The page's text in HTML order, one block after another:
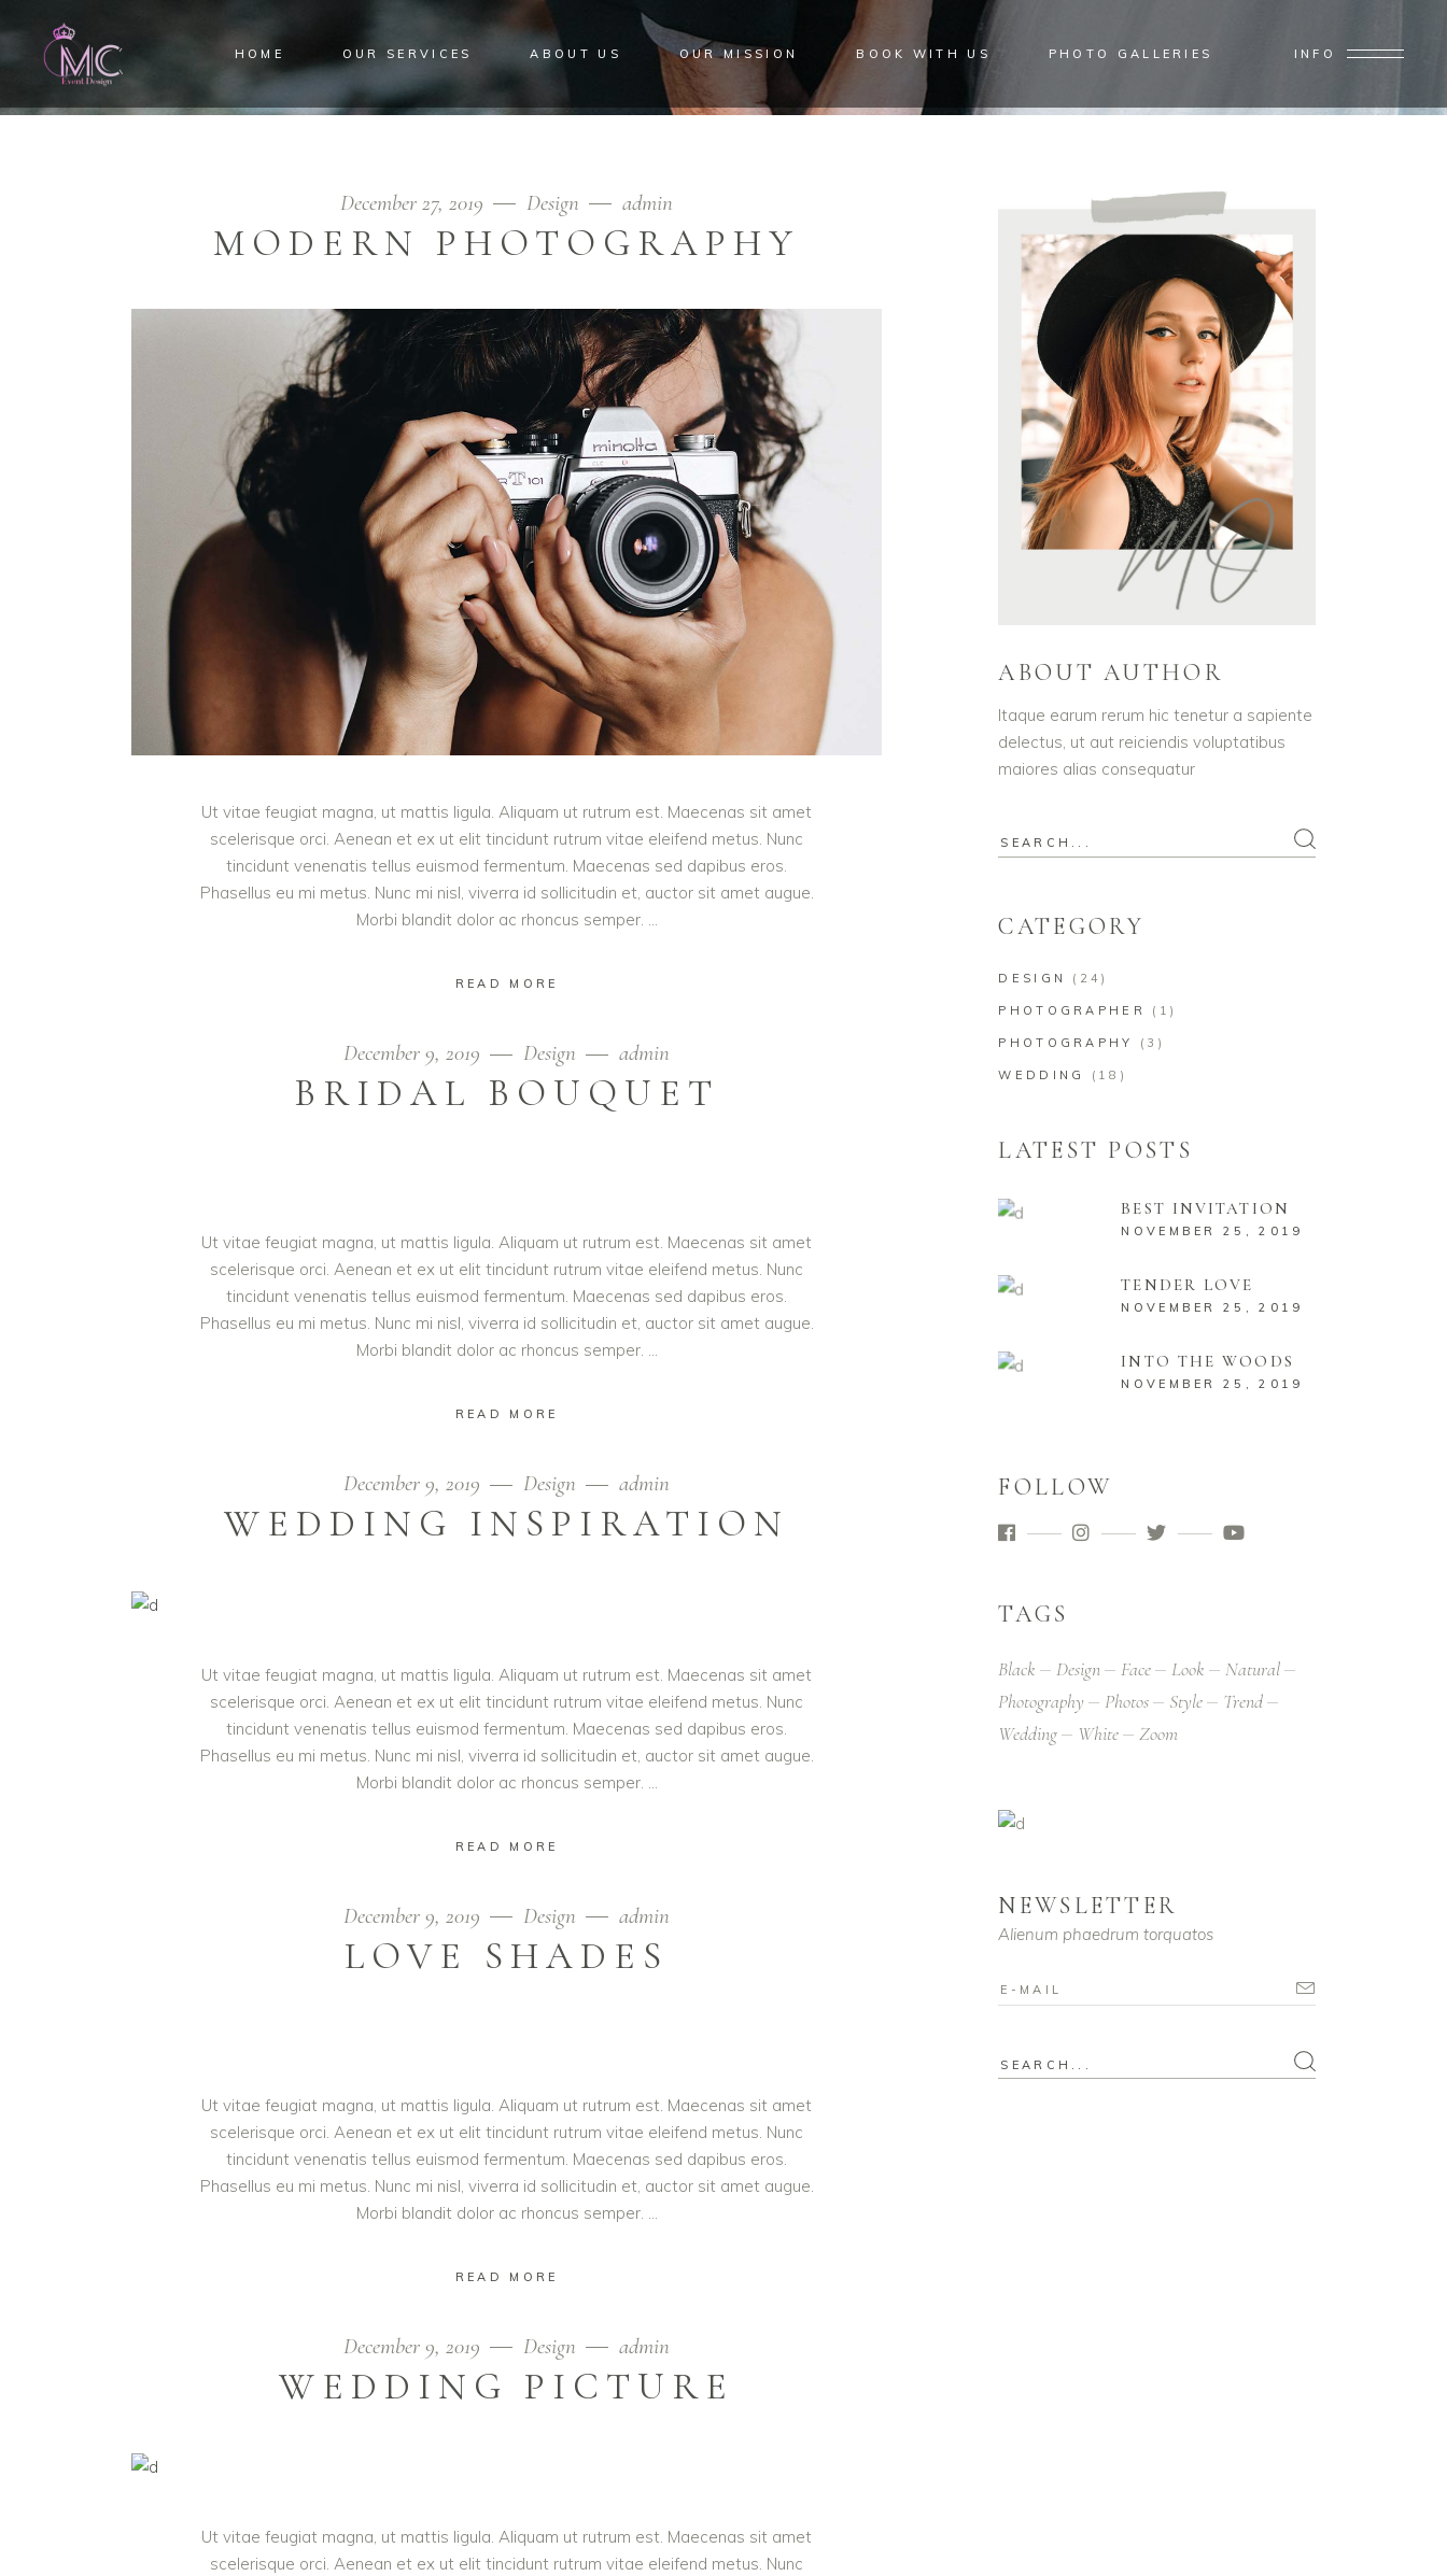
HOME OUR SERVICES ABOUT US OUR MISSION BOOK WITH US PHOTO GALLERIES INFO
TREND TAG
December 27, 2019 Design admin
MODERN PHOTOGRAPHY
Ut vitae feugiat magna, ut mattis ligula. Aliquam ut rutrum est. Maecenas sit amet
scelerisque orci. Aenean et ex ut elit tincidunt rutrum vitae eleifend metus. Nunc
tincidunt venenatis tellus euismod fermentum. Maecenas sed dapibus eros.
Phasellus eu mi metus. Nunc mi nisl, viverra id sollicitudin et, auctor sit amet augue.
Morbi blandit dolor ac rhoncus semper.
READ MORE
December 9, 2019 Design admin
BRIDAL BOUQUET
Ut vitae feugiat magna, ut mattis ligula. Aliquam ut rutrum est. Maecenas sit amet
scelerisque orci. Aenean et ex ut elit tincidunt rutrum vitae eleifend metus. Nunc
tincidunt venenatis tellus euismod fermentum. Maecenas sed dapibus eros.
Phasellus eu mi metus. Nunc mi nisl, viverra id sollicitudin et, auctor sit amet augue.
Morbi blandit dolor ac rhoncus semper.
READ MORE
December 9, 2019 Design admin
WEDDING INSPIRATION
Ut vitae feugiat magna, ut mattis ligula. Aliquam ut rutrum est. Maecenas sit amet
scelerisque orci. Aenean et ex ut elit tincidunt rutrum vitae eleifend metus. Nunc
tincidunt venenatis tellus euismod fermentum. Maecenas sed dapibus eros.
Phasellus eu mi metus. Nunc mi nisl, viverra id sollicitudin et, auctor sit amet augue.
Morbi blandit dolor ac rhoncus semper.
READ MORE
December 9, 2019 Design admin
LOVE SHADES
Ut vitae feugiat magna, ut mattis ligula. Aliquam ut rutrum est. Maecenas sit amet
scelerisque orci. Aenean et ex ut elit tincidunt rutrum vitae eleifend metus. Nunc
tincidunt venenatis tellus euismod fermentum. Maecenas sed dapibus eros.
Phasellus eu mi metus. Nunc mi nisl, viverra id sollicitudin et, auctor sit amet augue.
Morbi blandit dolor ac rhoncus semper.
READ MORE
December 9, 2019 Design admin
WEDDING PICTURE
Ut vitae feugiat magna, ut mattis ligula. Aliquam ut rutrum est. Maecenas sit amet
scelerisque orci. Aenean et ex ut elit tincidunt rutrum vitae eleifend metus. Nunc
ABOUT AUTHOR
Itaque earum rerum hic tenetur a sapiente
delectus, ut aut reiciendis voluptatibus
maiores alias consequatur
CATEGORY
DESIGN (24)
PHOTOGRAPHER (1)
PHOTOGRAPHY (3)
WEDDING (18)
LATEST POSTS
BEST INVITATION
NOVEMBER 25, 2019
TENDER LOVE
NOVEMBER 25, 2019
INTO THE WOODS
NOVEMBER 25, 2019
FOLLOW
TAGS
Black Design Face Look
Natural
Photography
Photos Style
Trend
Wedding
White Zoom
NEWSLETTER
Alienum phaedrum torquatos